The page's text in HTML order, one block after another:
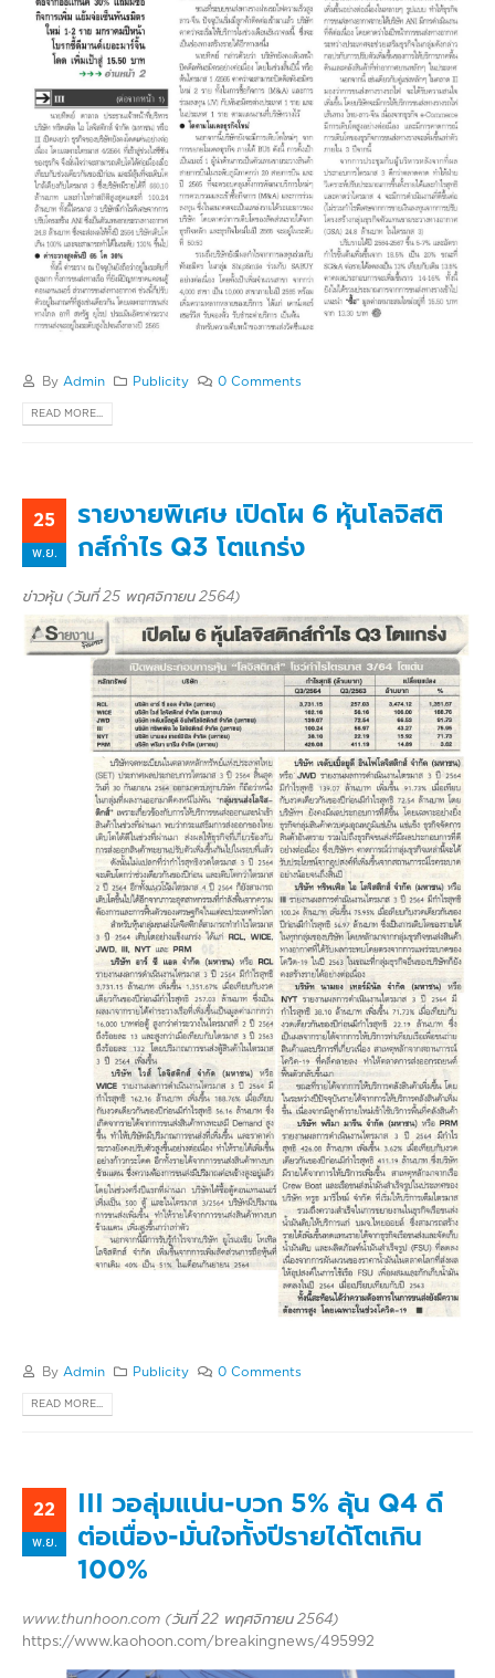
By Admin Publicity 0 Comments
READ MORE...
25
พ.ย.
รายงายพิเศษ เปิดโผ 6 หุ้นโลจิสติ
กส์กำไร Q3 โตแกร่ง
ข่าวหุ้น (วันที่ 25 พฤศจิกายน 2564)
By Admin Publicity 0 Comments
READ MORE...
22
พ.ย.
III วอลุ่มแน่น-บวก 5% ลุ้น Q4 ดี
ต่อเนื่อง-มั่นใจทั้งปีรายได้โตเกิน
100%
www.thunhoon.com (วันที่ 22 พฤศจิกายน 2564)
https://www.kaohoon.com/breakingnews/495992